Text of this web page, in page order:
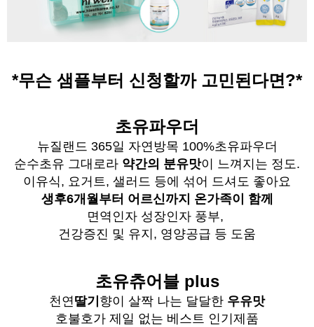
*무슨 샘플부터 신청할까 고민된다면?*
초유파우더
뉴질랜드 365일 자연방목 100%초유파우더
순수초유 그대로라 약간의 분유맛이 느껴지는 정도.
이유식, 요거트, 샐러드 등에 섞어 드셔도 좋아요
생후6개월부터 어르신까지 온가족이 함께
면역인자 성장인자 풍부,
건강증진 및 유지, 영양공급 등 도움
초유츄어블 plus
천연딸기 향이 살짝 나는 달달한 우유맛
호불호가 제일 없는 베스트 인기제품